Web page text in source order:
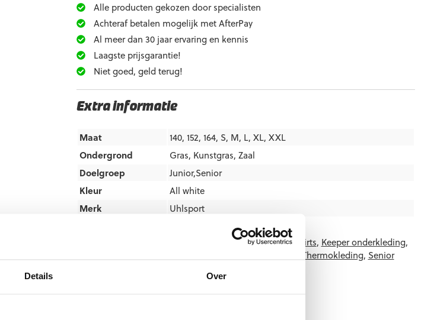
Details Over
Categorieën:Junior Thermoshirts, Keeper onderkleding,
Senior Thermokleding, Senior
Alle producten gekozen door specialisten
Achteraf betalen mogelijk met AfterPay
Al meer dan 30 jaar ervaring en kennis
Laagste prijsgarantie!
Niet goed, geld terug!
Extra informatie
Maat
140, 152, 164, S, M, L, XL, XXL
Ondergrond
Gras, Kunstgras, Zaal
Doelgroep
Junior,Senior
Kleur
All white
Merk
Uhlsport